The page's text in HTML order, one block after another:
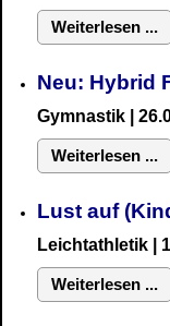
Weiterlesen ...
Neu: Hybrid
Gymnastik |
Weiterlesen ...
Lust auf
Leichtathletik |
Weiterlesen ...